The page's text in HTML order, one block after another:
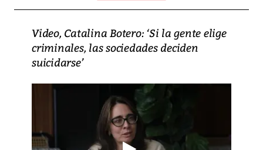
Video, Catalina Botero: ‘Si la gente elige
criminales, las sociedades deciden
suicidarse’